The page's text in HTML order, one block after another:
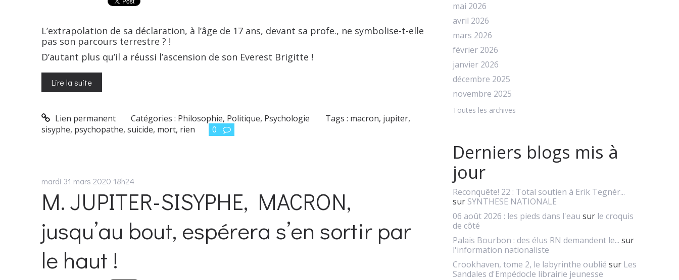
L’extrapolation de sa déclaration, à l’âge de 17 ans, devant sa profe., ne symbolise-t-elle
pas son parcours terrestre ? !
D’autant plus qu’il a réussi l’ascension de son Everest Brigitte !
Lire la suite
Lien permanent Catégories : Philosophie, Politique, Psychologie Tags : macron, jupiter,
sisyphe, psychopathe, suicide, mort, rien 0
mardi 31 mars 2020 18h24
M. JUPITER-SISYPHE, MACRON,
jusqu’au bout, espérera s’en sortir par
le haut !
mai 2026
avril 2026
mars 2026
février 2026
janvier 2026
décembre 2025
novembre 2025
Toutes les archives
Derniers blogs mis à
jour
Reconquête! 22 : Total soutien à Erik Tegnér...
sur SYNTHESE NATIONALE
06 août 2026 : les pieds dans l'eau sur le croquis
de côté
Palais Bourbon : des élus RN demandent le... sur
l'information nationaliste
Crookhaven, tome 2, le labyrinthe oublié sur Les
Sandales d'Empédocle librairie jeunesse